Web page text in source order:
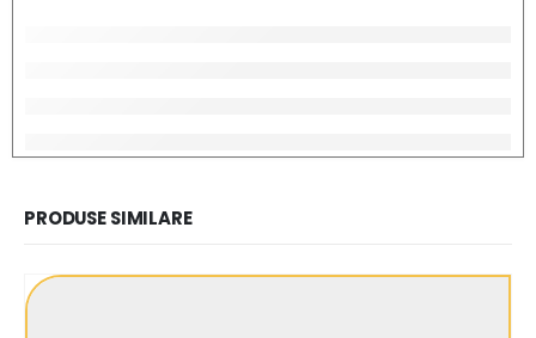
PRODUSE SIMILARE